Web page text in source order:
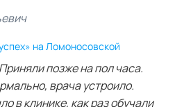
на Ломоносовской
позже на пол часа.
врача устроило.
в клинике, как раз обучали